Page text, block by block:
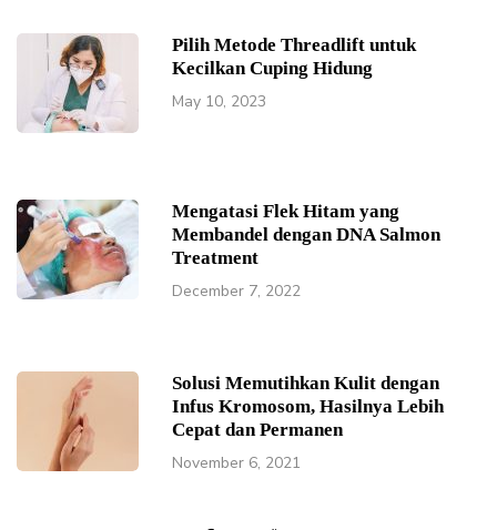
Pilih Metode Threadlift untuk
Kecilkan Cuping Hidung
May 10, 2023
Mengatasi Flek Hitam yang
Membandel dengan DNA Salmon
Treatment
December 7, 2022
Solusi Memutihkan Kulit dengan
Infus Kromosom, Hasilnya Lebih
Cepat dan Permanen
November 6, 2021